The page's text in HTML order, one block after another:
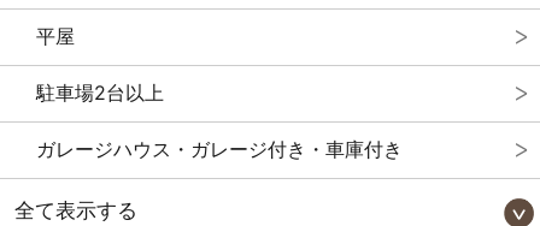
平屋
駐車場2台以上
ガレージハウス・ガレージ付き・車庫付き
全て表示する